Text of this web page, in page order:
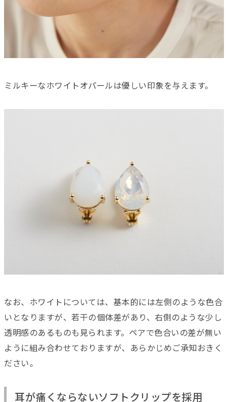
ミルキーなホワイトオパールは優しい印象を与えます。
なお、ホワイトについては、基本的には左側のような色合
いとなりますが、若干の個体差があり、右側のような少し
透明感のあるものも見られます。ペアで色合いの差が無い
ように組み合わせておりますが、あらかじめご承知おきく
ださい。
耳が痛くならないソフトクリップを採用